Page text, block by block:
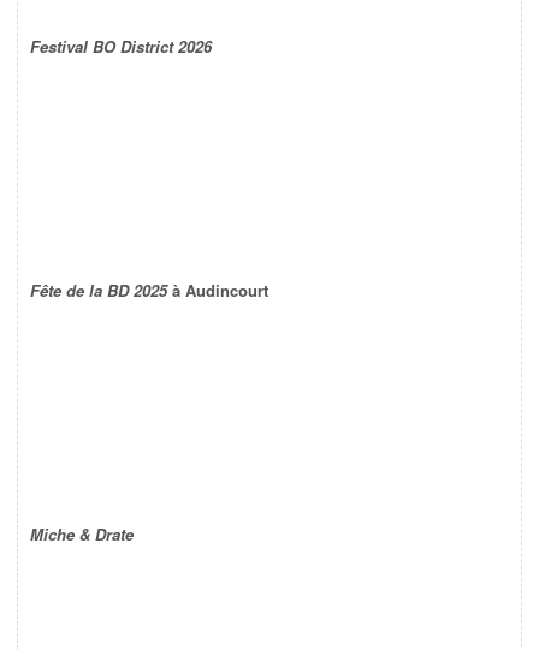
Festival BO District 2026
Fête de la BD 2025à Audincourt
Miche & Drate